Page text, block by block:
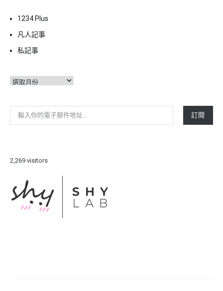
1234 Plus
凡人記事
私記事
彙
輸入你的電子郵件地址…
訂閱
2,269 visitors